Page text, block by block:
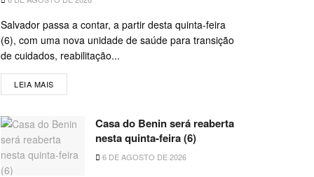
Salvador passa a contar, a partir desta quinta-feira
(6), com uma nova unidade de saúde para transição
de cuidados, reabilitação...
LEIA MAIS
Casa do Benin será reaberta
nesta quinta-feira (6)
6 DE AGOSTO DE 2026